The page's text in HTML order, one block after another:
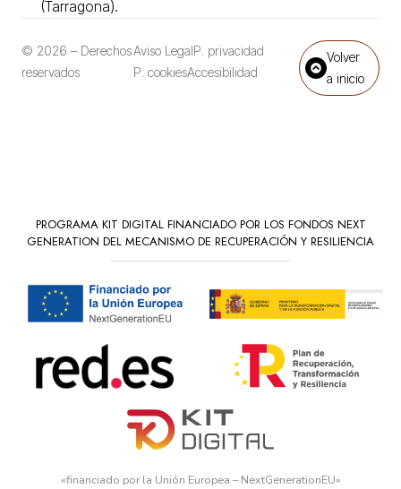
(Tarragona).
© 2026 – Derechos
reservados
Aviso LegalP. privacidad
P. cookiesAccesibilidad
Volver
a inicio
PROGRAMA KIT DIGITAL FINANCIADO POR LOS FONDOS NEXT
GENERATION DEL MECANISMO DE RECUPERACIÓN Y RESILIENCIA
«financiado por la Unión Europea – NextGenerationEU»